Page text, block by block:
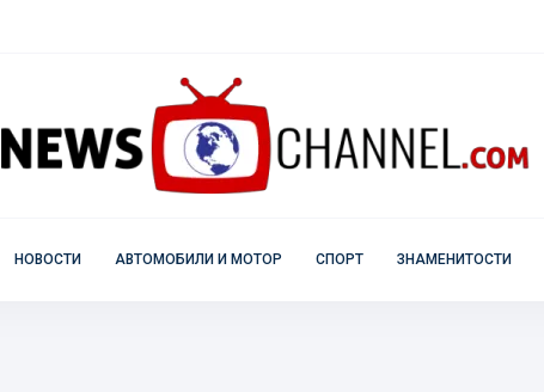
НОВОСТИ АВТОМОБИЛИ И МОТОР СПОРТ ЗНАМЕНИТОСТИ